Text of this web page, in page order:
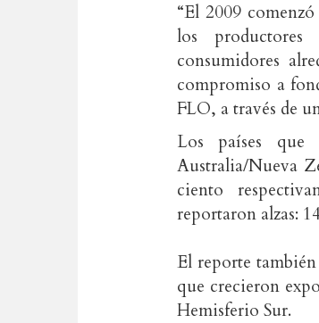
“El 2009
los
consumidores
compromiso a
FLO, a través de
Los países que
Australia/Nueva
ciento
reportaron alzas:
El reporte también
que crecieron
Hemisferio Sur.